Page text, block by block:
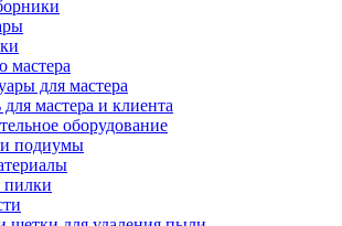
мастера
для мастера
мастера и клиента
оборудование
подиумы